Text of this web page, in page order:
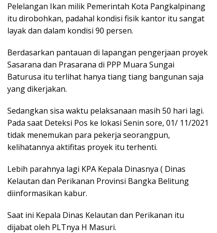
Pelelangan Ikan milik Pemerintah Kota Pangkalpinang
itu dirobohkan, padahal kondisi fisik kantor itu sangat
layak dan dalam kondisi 90 persen.
Berdasarkan pantauan di lapangan pengerjaan proyek
Sasarana dan Prasarana di PPP Muara Sungai
Baturusa itu terlihat hanya tiang tiang bangunan saja
yang dikerjakan.
Sedangkan sisa waktu pelaksanaan masih 50 hari lagi.
Pada saat Deteksi Pos ke lokasi Senin sore, 01/ 11/2021
tidak menemukan para pekerja seorangpun,
kelihatannya aktifitas proyek itu terhenti.
Lebih parahnya lagi KPA Kepala Dinasnya ( Dinas
Kelautan dan Perikanan Provinsi Bangka Belitung
diinformasikan kabur.
Saat ini Kepala Dinas Kelautan dan Perikanan itu
dijabat oleh PLTnya H Masuri.